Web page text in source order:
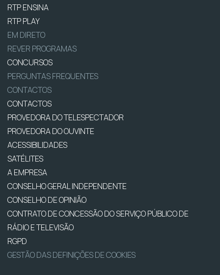
RTP ENSINA
RTP PLAY
EM DIRETO
REVER PROGRAMAS
CONCURSOS
PERGUNTAS FREQUENTES
CONTACTOS
CONTACTOS
PROVEDORA DO TELESPECTADOR
PROVEDORA DO OUVINTE
ACESSIBILIDADES
SATÉLITES
A EMPRESA
CONSELHO GERAL INDEPENDENTE
CONSELHO DE OPINIÃO
CONTRATO DE CONCESSÃO DO SERVIÇO PÚBLICO DE
RÁDIO E TELEVISÃO
RGPD
GESTÃO DAS DEFINIÇÕES DE COOKIES